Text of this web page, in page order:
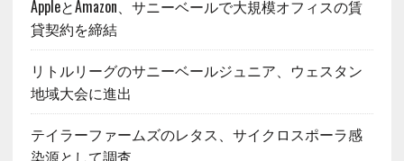
AppleとAmazon、サニーベールで大規模オフィスの賃
貸契約を締結
リトルリーグのサニーベールジュニア、ウェスタン
地域大会に進出
テイラーファームズのレタス、サイクロスポーラ感
染源として調査